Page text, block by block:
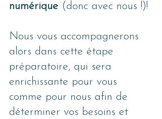
numérique (donc avec nous !)!
Nous vous accompagnerons
alors dans cette étape
préparatoire, qui sera
enrichissante pour vous
comme pour nous afin de
déterminer vos besoins et